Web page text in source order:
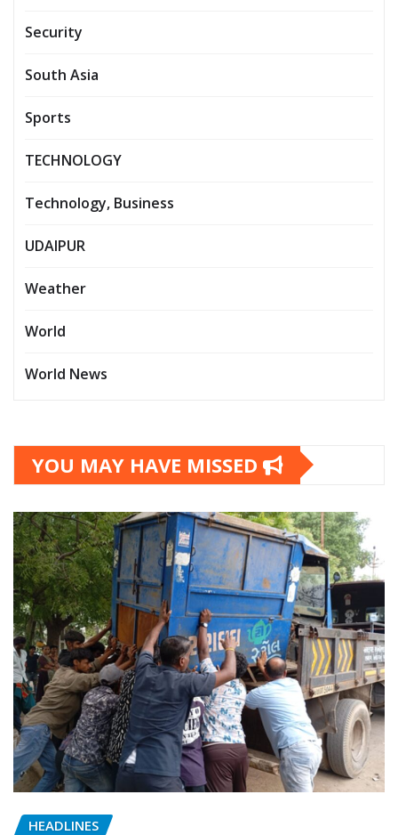
Security
South Asia
Sports
TECHNOLOGY
Technology, Business
UDAIPUR
Weather
World
World News
YOU MAY HAVE MISSED
HEADLINES